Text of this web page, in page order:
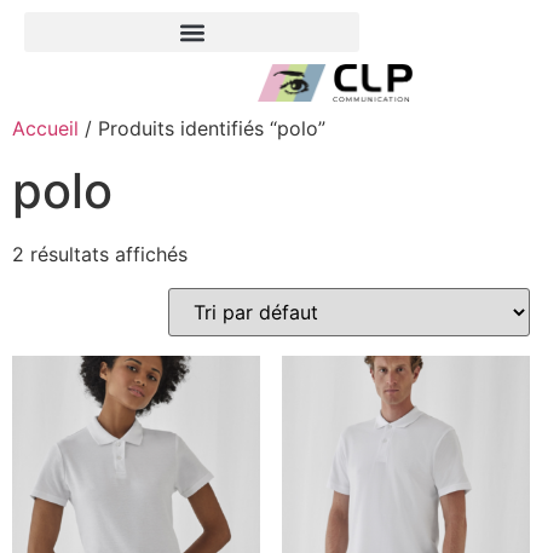
Accueil / Produits identifiés “polo”
polo
2 résultats affichés